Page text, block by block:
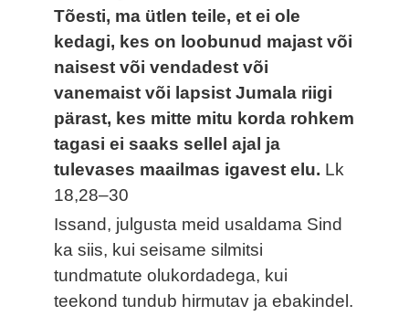
Tõesti, ma ütlen teile, et ei ole
kedagi, kes on loobunud majast või
naisest või vendadest või
vanemaist või lapsist Jumala riigi
pärast, kes mitte mitu korda rohkem
tagasi ei saaks sellel ajal ja
tulevases maailmas igavest elu. Lk
18,28–30
Issand, julgusta meid usaldama Sind
ka siis, kui seisame silmitsi
tundmatute olukordadega, kui
teekond tundub hirmutav ja ebakindel.